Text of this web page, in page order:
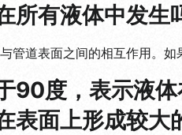
所有液体中发生
管道表面之间的相互作用。
90度，表示液
表面上形成较